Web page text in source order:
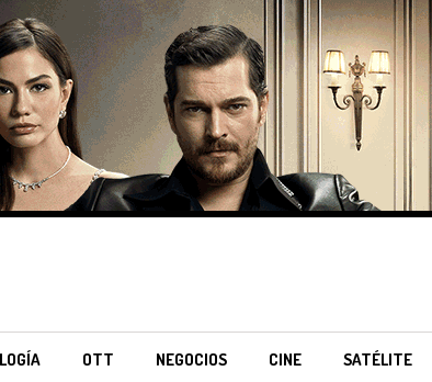
OTT NEGOCIOS CINE SATÉLITE